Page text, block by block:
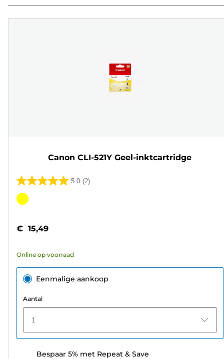
Canon CLI-521Y Geel-inktcartridge
5.0 (2)
5.0
van
sterren.
beoordelingen
Kleurencartridge
€ 15,49
Online op voorraad
Eenmalige aankoop
Aantal
1
Bespaar 5% met Repeat & Save